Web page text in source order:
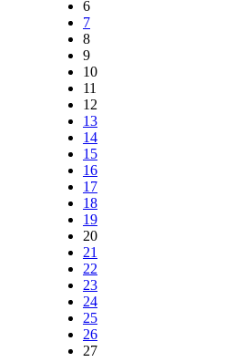
6
7
8
9
10
11
12
13
14
15
16
17
18
19
20
21
22
23
24
25
26
27